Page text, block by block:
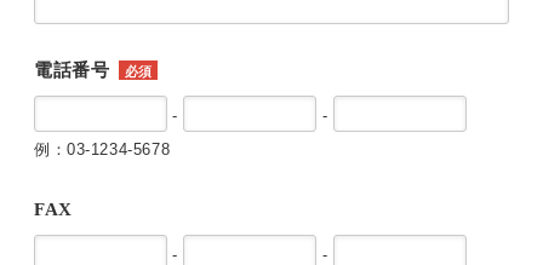
電話番号 必須
-
-
例：03-1234-5678
FAX
-
-